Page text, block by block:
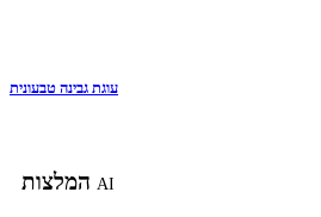
עוגת גבינה טבעונית
AI